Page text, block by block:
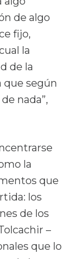
de algo
fijo,
la
de la
que según
nada”,
la
que
los
de los
–
que lo